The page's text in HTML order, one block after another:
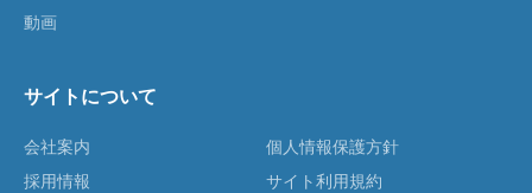
動画
サイトについて
会社案内
採用情報
個人情報保護方針
サイト利用規約